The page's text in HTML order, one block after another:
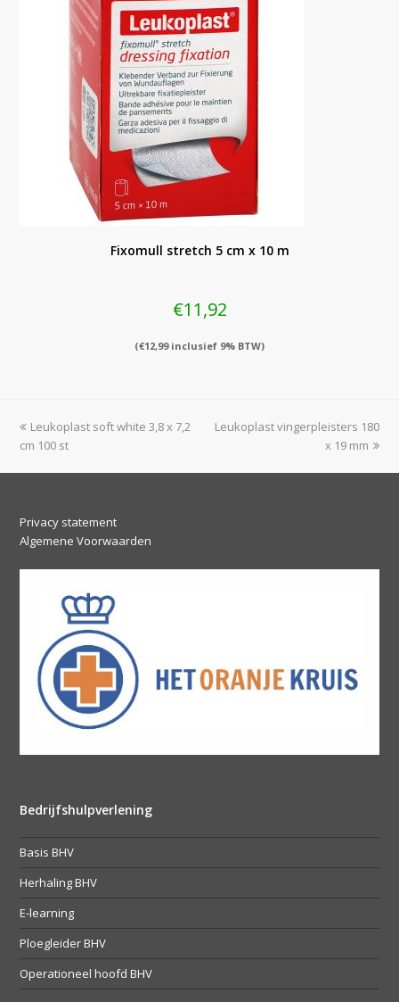
Fixomull stretch 5 cm x 10 m
€11,92
(€12,99inclusief 9% BTW)
previous
post:
Leukoplast soft white 3,8 x 7,2
cm 100 st
next
Leukoplast vingerpleisters 180
x 19 mm
Privacy statement
Algemene Voorwaarden
Bedrijfshulpverlening
Basis BHV
Herhaling BHV
E-learning
Ploegleider BHV
Operationeel hoofd BHV